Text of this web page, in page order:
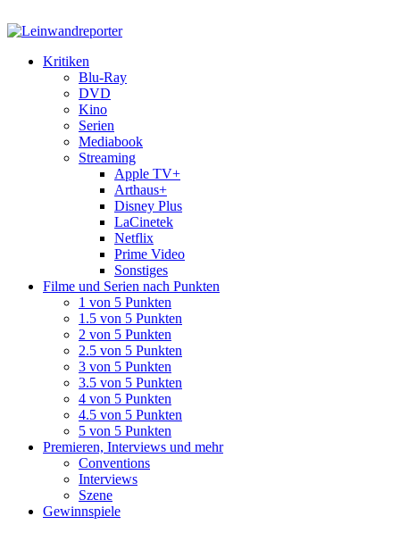
Kritiken
Blu-Ray
DVD
Kino
Serien
Mediabook
Streaming
Apple TV+
Arthaus+
Disney Plus
LaCinetek
Netflix
Prime Video
Sonstiges
Filme und Serien nach Punkten
1 von 5 Punkten
1.5 von 5 Punkten
2 von 5 Punkten
2.5 von 5 Punkten
3 von 5 Punkten
3.5 von 5 Punkten
4 von 5 Punkten
4.5 von 5 Punkten
5 von 5 Punkten
Premieren, Interviews und mehr
Conventions
Interviews
Szene
Gewinnspiele